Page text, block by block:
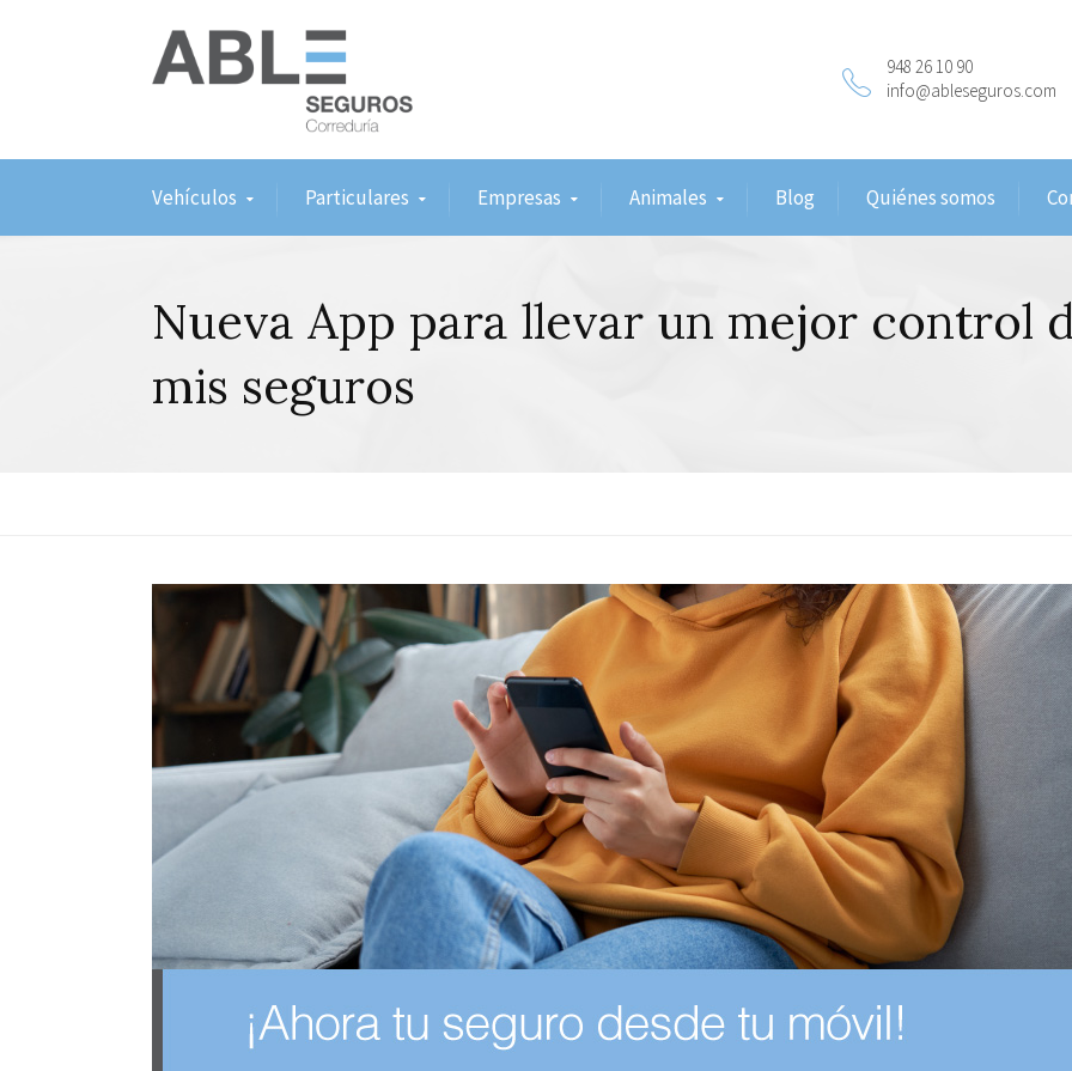
948 26 10 90
info@ableseguros.com
Vehículos Particulares Empresas Animales Blog Quiénes somos
Nueva App para llevar un mejor control
mis seguros